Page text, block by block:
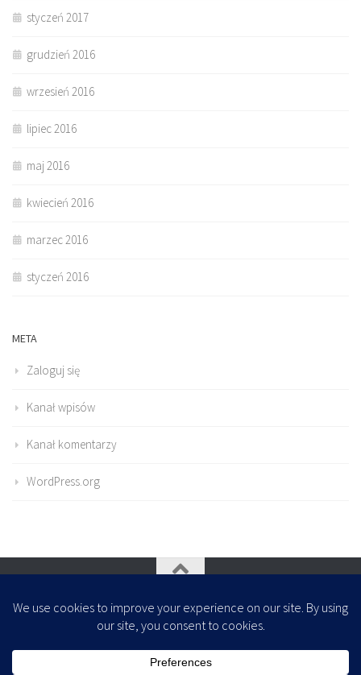
styczeń 2017
grudzień 2016
wrzesień 2016
lipiec 2016
maj 2016
kwiecień 2016
marzec 2016
styczeń 2016
META
Zaloguj się
Kanał wpisów
Kanał komentarzy
WordPress.org
- Zaprojektowany z